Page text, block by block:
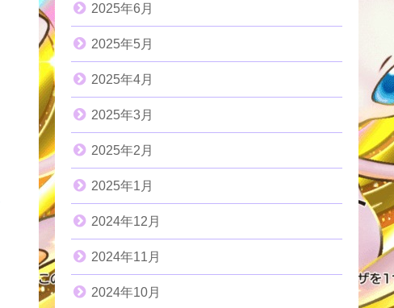
2025年6月
2025年5月
2025年4月
2025年3月
2025年2月
2025年1月
2024年12月
2024年11月
2024年10月